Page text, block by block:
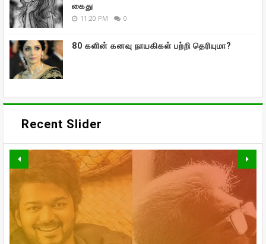
கைது
11:20 PM 0
80 களின் கனவு நாயகிகள் பற்றி தெரியுமா?
Recent Slider
வாரிசு திரைப்படத்தையும்
வெளியிடுகிறாரா உதயநிதி ஸ்டாலின்!
உலகம் முழுவதும் கார்த்தியின்
கணவர் இறந்த பின்னர்